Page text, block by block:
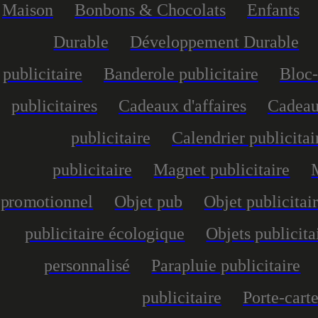
Maison Bonbons & Chocolats
Enfants
Durable
Développement Durable
publicitaire
Banderole publicitaire
publicitaires
Cadeaux d'affaires
publicitaire
Calendrier
publicitaire
Magnet publicitaire
promotionnel
Objet pub
Objet
publicitaire écologique
Objets
personnalisé
Parapluie publicitaire
publicitaire
Porte-